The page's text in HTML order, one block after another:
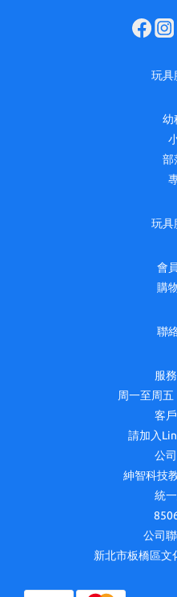
玩具
幼
部
玩具
會
購
聯
服
周一至周五
客
請加入
公
紳智科技
統
公司
新北市板橋區文